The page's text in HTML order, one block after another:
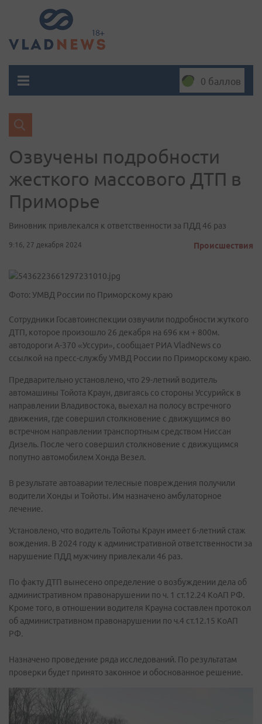
0 баллов
Озвучены подробности
жесткого массового ДТП в
Приморье
Виновник привлекался к ответственности за ПДД 46 раз
9:16, 27 декабря 2024 Происшествия
Фото: УМВД России по Приморскому краю
Сотрудники Госавтоинспекции озвучили подробности жуткого
ДТП, которое произошло 26 декабря на 696 км + 800м.
автодороги А-370 «Уссури», сообщает РИА VladNews со
ссылкой на пресс-службу УМВД России по Приморскому краю.
Предварительно установлено, что 29-летний водитель
автомашины Тойота Краун, двигаясь со стороны Уссурийск в
направлении Владивостока, выехал на полосу встречного
движения, где совершил столкновение с движущимся во
встречном направлении транспортным средством Ниссан
Дизель. После чего совершил столкновение с движущимся
попутно автомобилем Хонда Везел.
В результате автоаварии телесные повреждения получили
водители Хонды и Тойоты. Им назначено амбулаторное
лечение.
Установлено, что водитель Тойоты Краун имеет 6-летний стаж
вождения. В 2024 году к административной ответственности за
нарушение ПДД мужчину привлекали 46 раз.
По факту ДТП вынесено определение о возбуждении дела об
административном правонарушении по ч. 1 ст.12.24 КоАП РФ.
Кроме того, в отношении водителя Крауна составлен протокол
об административном правонарушении по ч.4 ст.12.15 КоАП
РФ.
Назначено проведение ряда исследований. По результатам
проверки будет принято законное и обоснованное решение.